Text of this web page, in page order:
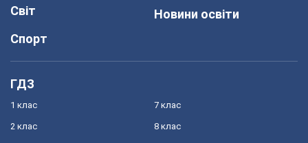
Світ
Спорт
Новини освіти
ГДЗ
1 клас
2 клас
7 клас
8 клас